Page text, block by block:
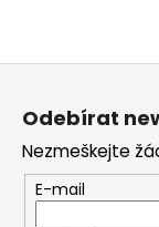
Z
Odebírat
Nezmeškejte
E-mail